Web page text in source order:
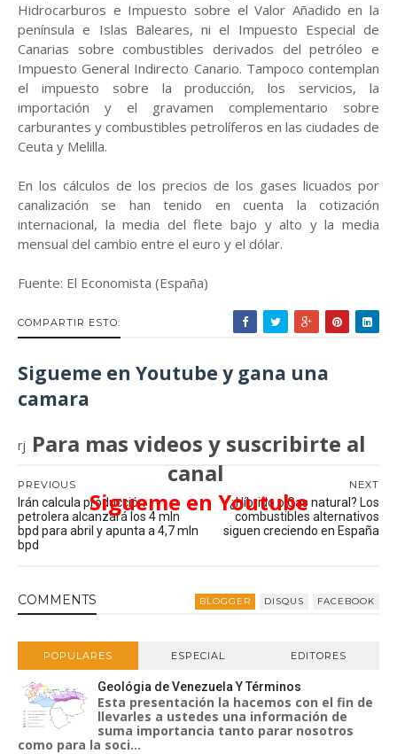
Hidrocarburos e Impuesto sobre el Valor Añadido en la
península e Islas Baleares, ni el Impuesto Especial de
Canarias sobre combustibles derivados del petróleo e
Impuesto General Indirecto Canario. Tampoco contemplan
el impuesto sobre la producción, los servicios, la
importación y el gravamen complementario sobre
carburantes y combustibles petrolíferos en las ciudades de
Ceuta y Melilla.
En los cálculos de los precios de los gases licuados por
canalización se han tenido en cuenta la cotización
internacional, la media del flete bajo y alto y la media
mensual del cambio entre el euro y el dólar.
Fuente: El Economista (España)
COMPARTIR ESTO:
Sigueme en Youtube y gana una
camara
Para mas videos y suscribirte al
canal
Sigueme en Youtube
rj
NEXT
¿Híbrido o Gas natural? Los
combustibles alternativos
siguen creciendo en España
PREVIOUS
Irán calcula producción
petrolera alcanzará los 4 mln
bpd para abril y apunta a 4,7 mln
bpd
COMMENTS BLOGGER DISQUS FACEBOOK
POPULARES ESPECIAL EDITORES
Geológia de Venezuela Y Términos
Esta presentación la hacemos con el fin de
llevarles a ustedes una información de
suma importancia tanto parar nosotros
como para la soci...